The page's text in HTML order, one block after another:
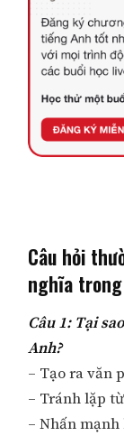
Câu hỏi
nghĩa
Câu 1: Tại
Anh?
– Tạo ra văn
– Tránh lặp từ
– Nhấn